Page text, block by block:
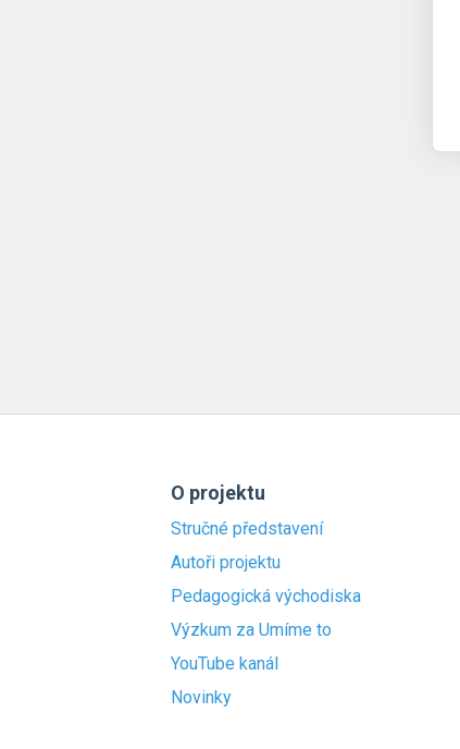
O projektu
Stručné představení
Autoři projektu
Pedagogická východiska
Výzkum za Umíme to
YouTube kanál
Novinky